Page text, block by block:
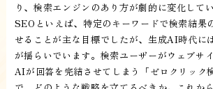
り、検索エンジンのあり方が劇的に変化して
SEOといえば、特定のキーワードで検索結果
せることが主な目標でしたが、生成AI時代に
が揺らいでいます。検索ユーザーがウェブサ
AIが回答を完結させてしまう「ゼロクリック